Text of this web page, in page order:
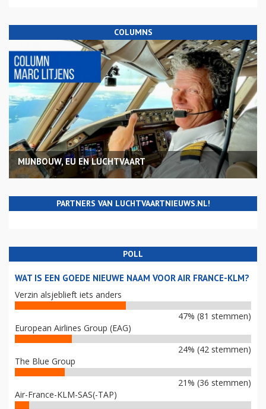
COLUMNS
MIJNBOUW, EU EN LUCHTVAART
PARTNERS VAN LUCHTVAARTNIEUWS.NL!
POLL
WAT IS EEN GOEDE NIEUWE NAAM VOOR AIR FRANCE-KLM?
Verzin alsjeblieft iets anders
47% (81 stemmen)
European Airlines Group (EAG)
24% (42 stemmen)
The Blue Group
21% (36 stemmen)
Air-France-KLM-SAS(-TAP)